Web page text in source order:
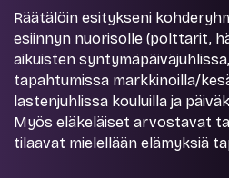
Räätälöin esitykseni
esiinnyn nuorisolle (polttarit,
aikuisten
tapahtumissa markkinoilla/
lastenjuhlissa kouluilla ja
Myös eläkeläiset arvostavat
tilaavat mielellään elämyksiä